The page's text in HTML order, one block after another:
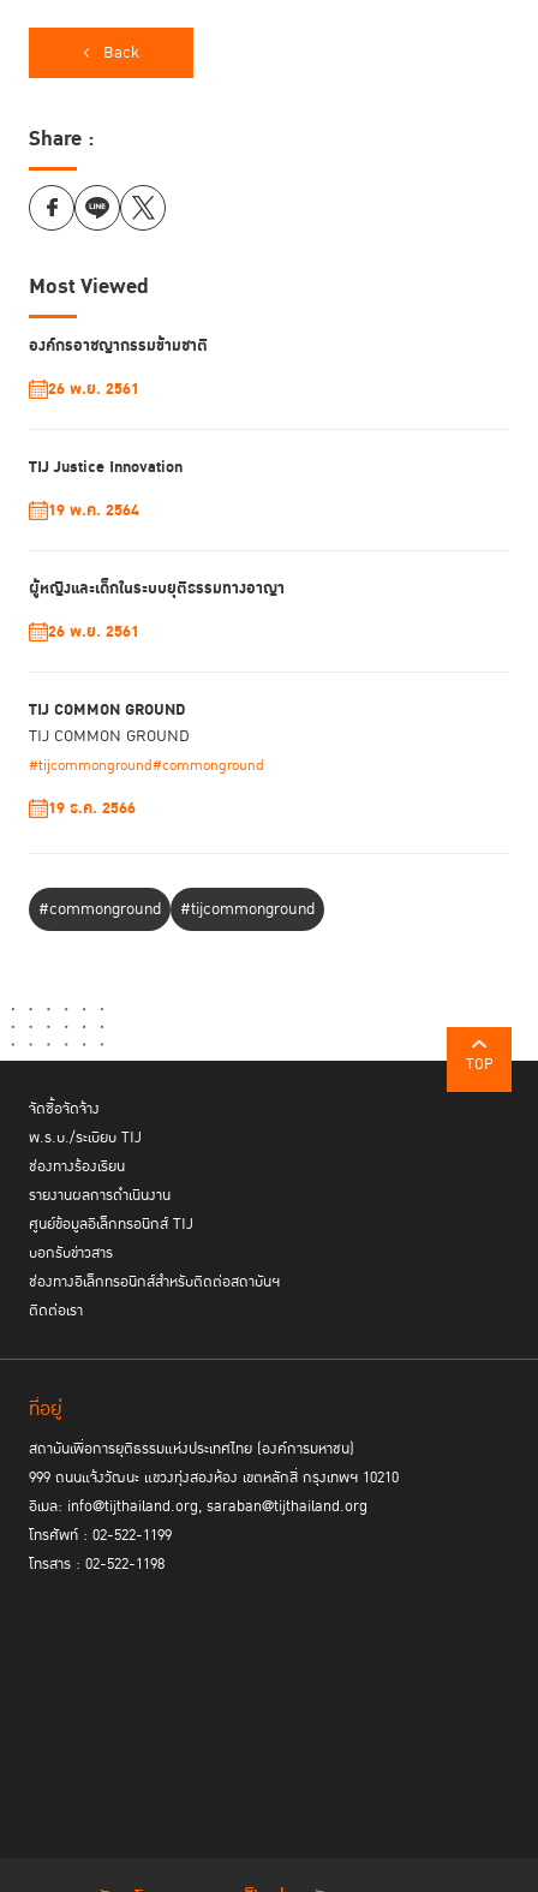
Back
Share :
Most Viewed
องค์กรอาชญากรรมข้ามชาติ
26 พ.ย. 2561
TIJ Justice Innovation
19 พ.ค. 2564
ผู้หญิงและเด็กในระบบยุติธรรมทางอาญา
26 พ.ย. 2561
TIJ COMMON GROUND
TIJ COMMON GROUND
#tijcommonground#commonground
19 ธ.ค. 2566
#commonground #tijcommonground
TOP
จัดซื้อจัดจ้าง
พ.ร.บ./ระเบียบ TIJ
ช่องทางร้องเรียน
รายงานผลการดำเนินงาน
ศูนย์ข้อมูลอิเล็กทรอนิกส์ TIJ
บอกรับข่าวสาร
ช่องทางอิเล็กทรอนิกส์สำหรับติดต่อสถาบันฯ
ติดต่อเรา
ที่อยู่
สถาบันเพื่อการยุติธรรมแห่งประเทศไทย (องค์การมหาชน)
999 ถนนแจ้งวัฒนะ แขวงทุ่งสองห้อง เขตหลักสี่ กรุงเทพฯ 10210
อีเมล: info@tijthailand.org, saraban@tijthailand.org
โทรศัพท์ : 02-522-1199
โทรสาร : 02-522-1198